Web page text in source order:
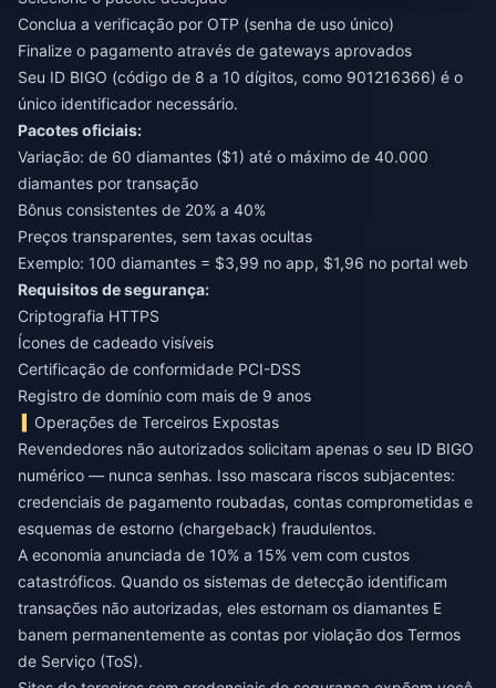
Conclua a verificação por OTP (senha de uso único)
Finalize o pagamento através de gateways aprovados
Seu ID BIGO (código de 8 a 10 dígitos, como 901216366) é o
único identificador necessário.
Pacotes oficiais:
Variação: de 60 diamantes ($1) até o máximo de 40.000
diamantes por transação
Bônus consistentes de 20% a 40%
Preços transparentes, sem taxas ocultas
Exemplo: 100 diamantes = $3,99 no app, $1,96 no portal web
Requisitos de segurança:
Criptografia HTTPS
Ícones de cadeado visíveis
Certificação de conformidade PCI-DSS
Registro de domínio com mais de 9 anos
Operações de Terceiros Expostas
Revendedores não autorizados solicitam apenas o seu ID BIGO
numérico — nunca senhas. Isso mascara riscos subjacentes:
credenciais de pagamento roubadas, contas comprometidas e
esquemas de estorno (chargeback) fraudulentos.
A economia anunciada de 10% a 15% vem com custos
catastróficos. Quando os sistemas de detecção identificam
transações não autorizadas, eles estornam os diamantes E
banem permanentemente as contas por violação dos Termos
de Serviço (ToS).